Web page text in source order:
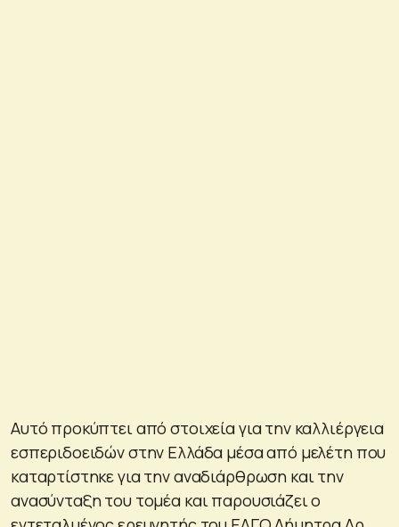
Αυτό προκύπτει από στοιχεία για την καλλιέργεια
εσπεριδοειδών στην Ελλάδα μέσα από μελέτη που
καταρτίστηκε για την αναδιάρθρωση και την
ανασύνταξη του τομέα και παρουσιάζει ο